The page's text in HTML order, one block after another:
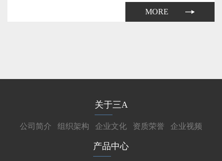
MORE
关于三A
公司简介 组织架构 企业文化 资质荣誉 企业视频
产品中心